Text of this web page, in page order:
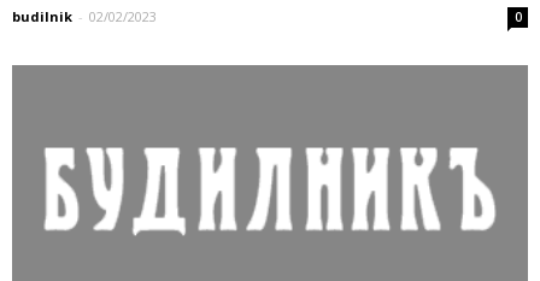
budilnik - 02/02/2023 0